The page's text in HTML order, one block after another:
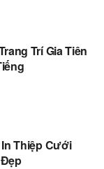
Trí Gia Tiên
Thiệp Cưới